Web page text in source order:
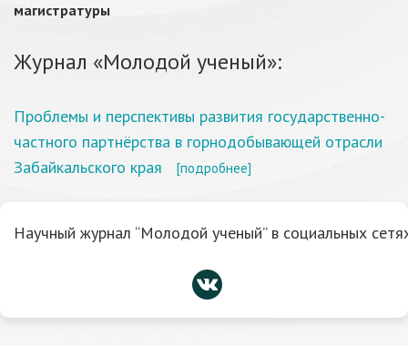
магистратуры
Журнал «Молодой ученый»:
Проблемы и перспективы развития государственно-
частного партнёрства в горнодобывающей отрасли
Забайкальского края
[подробнее]
Научный журнал “Молодой ученый” в социальных